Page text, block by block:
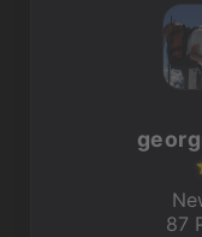
News
87